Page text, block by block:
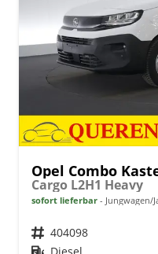
Opel Combo
Cargo L2H1 Heavy
sofort lieferbar Jungwagen/
Fahrzeugnr. 404098
Kraftstoff Diesel